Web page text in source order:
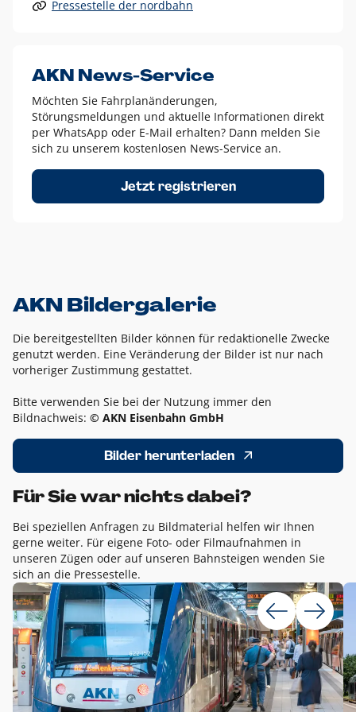
Alle anderen Logo-Varianten dürfen nur in Ausnahmefällen
Diese Ausnahmen sind zum Beispiel:
dem AKN Blau,
weißes Logo auf Fotohintergründen,
schwarzes Logo für reine Schwarz-Weiß-Umsetzungen
Um das Logo herum muss ein Schutzraum von jeweils einer
Höhe bzw. Breite des N aus AKN in alle Richtungen
Pressestelle der nordbahn
AKN News-Service
Möchten Sie Fahrplanänderungen,
Störungsmeldungen und aktuelle Informationen direkt
per WhatsApp oder E-Mail erhalten? Dann melden Sie
sich zu unserem kostenlosen News-Service an.
Jetzt registrieren
AKN Bildergalerie
Die bereitgestellten Bilder können für redaktionelle Zwecke
genutzt werden. Eine Veränderung der Bilder ist nur nach
vorheriger Zustimmung gestattet.
Bitte verwenden Sie bei der Nutzung immer den
Bildnachweis: © AKN Eisenbahn GmbH
Bilder herunterladen
Für Sie war nichts dabei?
Bei speziellen Anfragen zu Bildmaterial helfen wir Ihnen
gerne weiter. Für eigene Foto- oder Filmaufnahmen in
unseren Zügen oder auf unseren Bahnsteigen wenden Sie
sich an die Pressestelle.